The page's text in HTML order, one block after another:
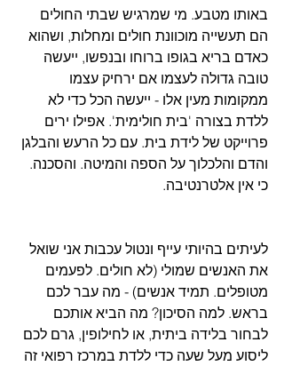
באותו מטבע. מי שמרגיש שבתי החולים
הם תעשייה מוכוונת חולים ומחלות, ושהוא
כאדם בריא בגופו ברוחו ובנפשו, ייעשה
טובה גדולה לעצמו אם ירחיק עצמו
ממקומות מעין אלו - ייעשה הכל כדי לא
ללדת בצורה 'בית חולימית'. אפילו ירים
פרוייקט של לידת בית. עם כל הרעש והבלגן
והדם והלכלוך על הספה והמיטה. והסכנה.
כי אין אלטרנטיבה.
לעיתים בהיותי עייף ונטול עכבות אני שואל
את האנשים שמולי (לא חולים. לפעמים
מטופלים. תמיד אנשים) - מה עבר לכם
בראש. למה הסיכון? מה הביא אותכם
לבחור בלידה ביתית, או לחילופין, גרם לכם
ליסוע מעל שעה כדי ללדת במרכז רפואי זה